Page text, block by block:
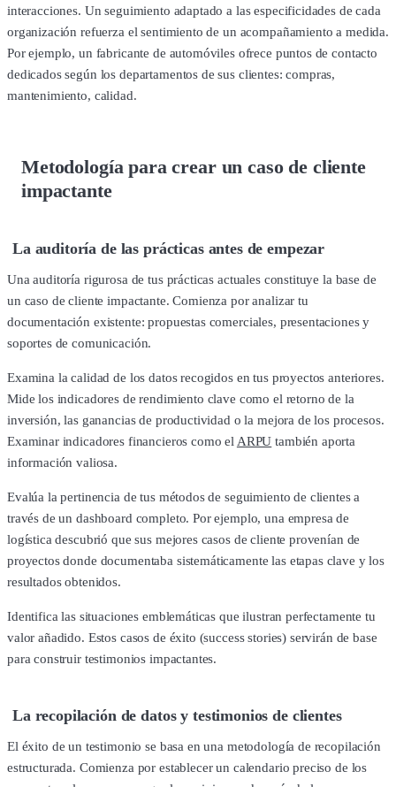
interacciones. Un seguimiento adaptado a las especificidades de cada
organización refuerza el sentimiento de un acompañamiento a medida.
Por ejemplo, un fabricante de automóviles ofrece puntos de contacto
dedicados según los departamentos de sus clientes: compras,
mantenimiento, calidad.
Metodología para crear un caso de cliente
impactante
La auditoría de las prácticas antes de empezar
Una auditoría rigurosa de tus prácticas actuales constituye la base de
un caso de cliente impactante. Comienza por analizar tu
documentación existente: propuestas comerciales, presentaciones y
soportes de comunicación.
Examina la calidad de los datos recogidos en tus proyectos anteriores.
Mide los indicadores de rendimiento clave como el retorno de la
inversión, las ganancias de productividad o la mejora de los procesos.
Examinar indicadores financieros como el ARPU también aporta
información valiosa.
Evalúa la pertinencia de tus métodos de seguimiento de clientes a
través de un dashboard completo. Por ejemplo, una empresa de
logística descubrió que sus mejores casos de cliente provenían de
proyectos donde documentaba sistemáticamente las etapas clave y los
resultados obtenidos.
Identifica las situaciones emblemáticas que ilustran perfectamente tu
valor añadido. Estos casos de éxito (success stories) servirán de base
para construir testimonios impactantes.
La recopilación de datos y testimonios de clientes
El éxito de un testimonio se basa en una metodología de recopilación
estructurada. Comienza por establecer un calendario preciso de los